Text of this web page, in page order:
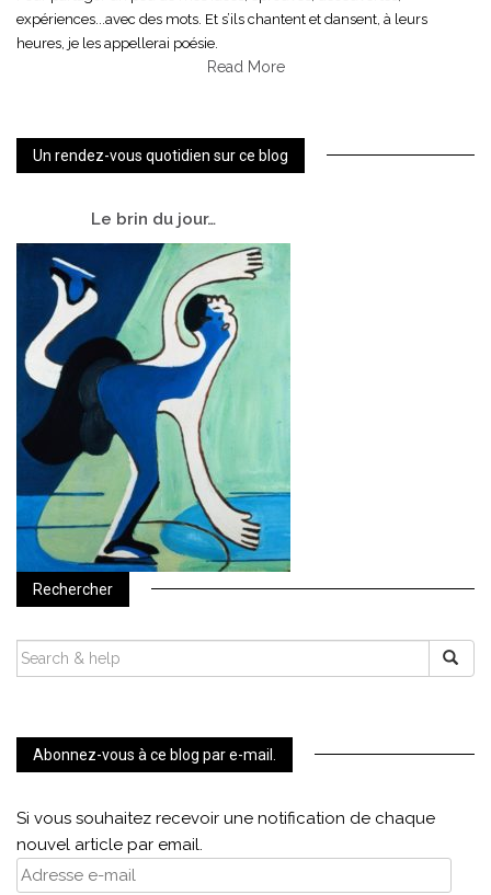
expériences...avec des mots. Et s’ils chantent et dansent, à leurs
heures, je les appellerai poésie.
Read More
Un rendez-vous quotidien sur ce blog
Le brin du jour…
Rechercher
SEARCH
FOR:
Abonnez-vous à ce blog par e-mail.
Si vous souhaitez recevoir une notification de chaque
nouvel article par email.
Adresse